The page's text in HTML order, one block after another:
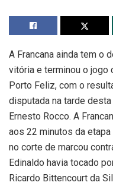
A Francana ainda tem o
vitória e terminou o jogo
Porto Feliz, com o
disputada na tarde
Ernesto Rocco. A
aos 22 minutos da
no corte de marcou
Edinaldo havia tocado
Ricardo Bittencourt da